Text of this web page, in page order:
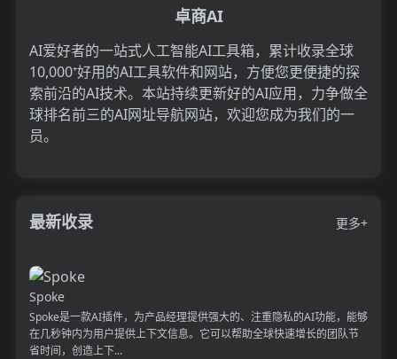
卓商AI
AI爱好者的一站式人工智能AI工具箱，累计收录全球
10,000⁺好用的AI工具软件和网站，方便您更便捷的探
索前沿的AI技术。本站持续更新好的AI应用，力争做全
球排名前三的AI网址导航网站，欢迎您成为我们的一
员。
最新收录 更多+
Spoke
Spoke是一款AI插件，为产品经理提供强大的、注重隐私的AI功能，能够
在几秒钟内为用户提供上下文信息。它可以帮助全球快速增长的团队节
省时间，创造上下...